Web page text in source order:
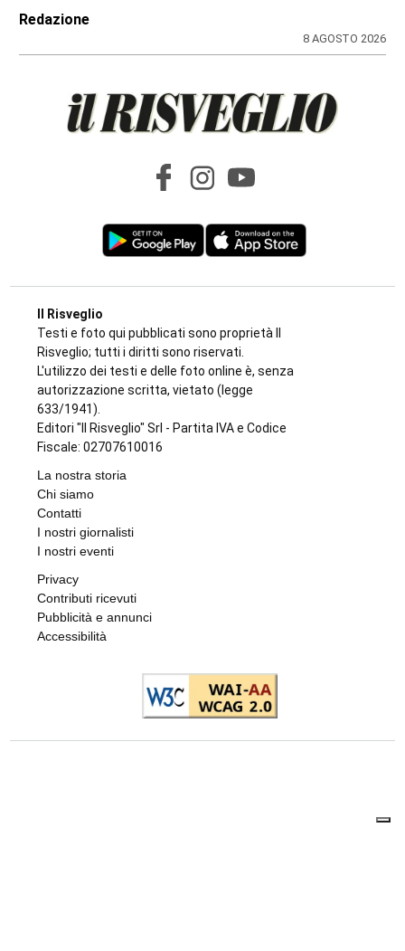
Redazione
8 AGOSTO 2026
Il Risveglio
Testi e foto qui pubblicati sono proprietà Il
Risveglio; tutti i diritti sono riservati.
L'utilizzo dei testi e delle foto online è, senza
autorizzazione scritta, vietato (legge
633/1941).
Editori "Il Risveglio" Srl - Partita IVA e Codice
Fiscale: 02707610016
La nostra storia
Chi siamo
Contatti
I nostri giornalisti
I nostri eventi
Privacy
Contributi ricevuti
Pubblicità e annunci
Accessibilità